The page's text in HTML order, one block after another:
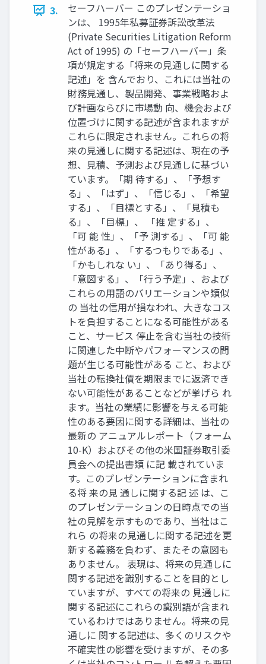
3.
セーフハーバー このプレゼンテーショ
ンは、 1995年私募証券訴訟改革法
(Private Securities Litigation Reform
Act of 1995) の「セーフハーバー」条
項が規定する「将来の見通しに関する
記述」を 含んでおり、これには当社の
財務見通し、製品開発、事業戦略およ
び計画ならびに市場動 向、機会および
位置づけに関する記述が含まれますが
これらに限定されません。これらの将
来の見通しに関する記述は、現在の予
想、見積、予測および見通しに基づい
ています。「期 待する」、「予想す
る」、「はず」、「信じる」、「希望
する」、「目標とする」、「見積も
る」、「目標」、 「推 定する」、
「可 能 性」、「予 測する」、「可 能
性がある」、「するつもりである」、
「かもしれな い」、「あり得る」、
「意図する」、「行う予定」、および
これらの用語のバリエーションや類似
の 当社の信用が損なわれ、大きなコス
トを負担することになる可能性がある
こと、サービス 停止を含む当社の技術
に関連した中断やパフォーマンスの問
題が生じる可能性がある こと、および
当社の転換社債を期限までに返済でき
ない可能性があることなどが挙げら れ
ます。当社の業績に影響を与える可能
性のある要因に関する詳細は、当社の
最新の アニュアルレポート（フォーム
10-K）およびその他の米国証券取引委
員会への提出書類 に記 載されていま
す。このプレゼンテーションに含まれ
る将 来の見 通しに関する記 述 は、こ
のプレゼンテーションの日時点での当
社の見解を示すものであり、当社はこ
れら の将来の見通しに関する記述を更
新する義務を負わず、またその意図も
ありません。 表現は、将来の見通しに
関する記述を識別することを目的とし
ていますが、すべての将来の 見通しに
関する記述にこれらの識別語が含まれ
ているわけではありません。将来の見
通しに 関する記述は、多くのリスクや
不確実性の影響を受けますが、その多